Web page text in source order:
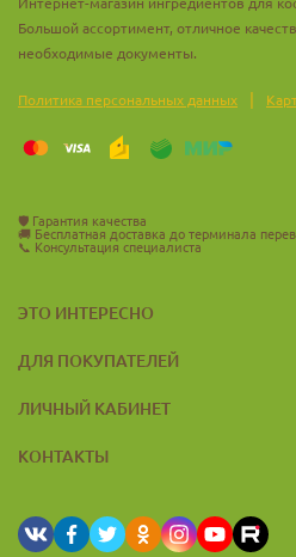
Большой ассортимент, отличное
необходимые документы.
Политика персональных данных |
🛡️ Гарантия качества
🚚 Бесплатная доставка до терминала
📞 Консультация специалиста
ЭТО ИНТЕРЕСНО
ДЛЯ ПОКУПАТЕЛЕЙ
ЛИЧНЫЙ КАБИНЕТ
КОНТАКТЫ